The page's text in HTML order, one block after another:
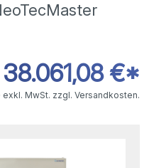
38.061,08 €*
exkl. MwSt. zzgl. Versandkosten.